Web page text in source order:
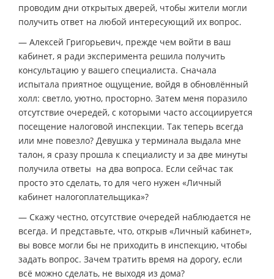
проводим дни открытых дверей, чтобы жители могли
получить ответ на любой интересующий их вопрос.
— Алексей Григорьевич, прежде чем войти в ваш
кабинет, я ради эксперимента решила получить
консультацию у вашего специалиста. Сначала
испытала приятное ощущение, войдя в обновлённый
холл: светло, уютно, просторно. Затем меня поразило
отсутствие очередей, с которыми часто ассоциируется
посещение налоговой инспекции. Так теперь всегда
или мне повезло? Девушка у терминала выдала мне
талон, я сразу прошла к специалисту и за две минуты
получила ответы на два вопроса. Если сейчас так
просто это сделать, то для чего нужен «Личный
кабинет налогоплательщика»?
— Скажу честно, отсутствие очередей наблюдается не
всегда. И представьте, что, открыв «Личный кабинет»,
вы вовсе могли бы не приходить в инспекцию, чтобы
задать вопрос. Зачем тратить время на дорогу, если
всё можно сделать, не выходя из дома?